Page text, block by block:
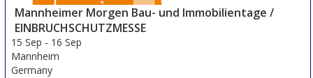
Mannheimer Morgen Bau- und Immobilientage /
EINBRUCHSCHUTZMESSE
15 Sep - 16 Sep
Mannheim
Germany